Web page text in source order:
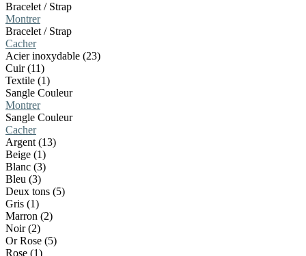
Bracelet / Strap
Montrer
Bracelet / Strap
Cacher
Acier inoxydable (23)
Cuir (11)
Textile (1)
Sangle Couleur
Montrer
Sangle Couleur
Cacher
Argent (13)
Beige (1)
Blanc (3)
Bleu (3)
Deux tons (5)
Gris (1)
Marron (2)
Noir (2)
Or Rose (5)
Rose (1)